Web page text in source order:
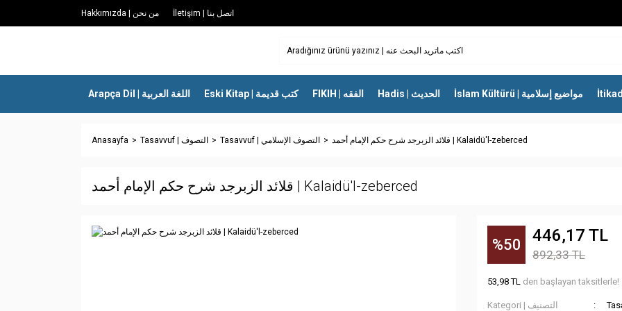
Hakkımızda | من نحن İletişim | اتصل بنا
Arapça Dil | اللغة العربية Eski Kitap | كتب قديمة FIKIH | الفقه Hadis | الحديث İslam Kültürü | مواضيع إسلامية
Anasayfa Tasavvuf | التصوف Tasavvuf | التصوف الإسلامي قلائد الزبرجد شرح حكم الإمام أحمد | Kalaidü'l-zeberced
قلائد الزبرجد شرح حكم الإمام أحمد | Kalaidü'l-zeberced
%50 446,17 TL
892,33 TL
53,98 TL den başlayan taksitlerle!
Kategori | التصنيف